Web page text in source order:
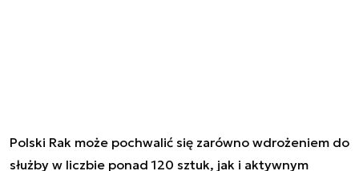
Polski Rak może pochwalić się zarówno wdrożeniem do
służby w liczbie ponad 120 sztuk, jak i aktywnym